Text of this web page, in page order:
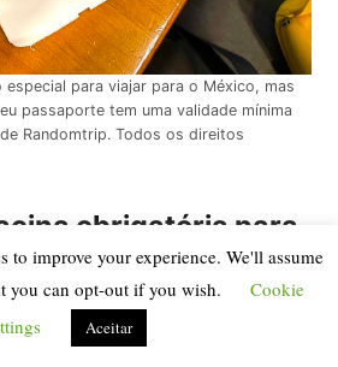
para viajar para o México, mas
passaporte tem uma validade mínima
Randomtrip. Todos os direitos
obrigatória para
obrigatórias para viajar para o
to improve your experience. We'll assume
you can opt-out if you wish.
Cookie
Aceitar